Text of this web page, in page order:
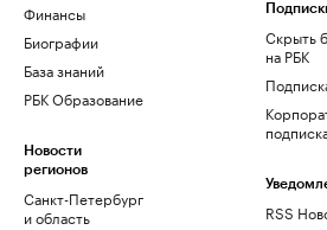
Финансы
Биографии
База знаний
РБК Образование
Новости
регионов
Санкт-Петербург
и область
Скрыть
на РБК
RSS